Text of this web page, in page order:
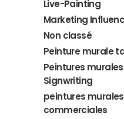
Live-Painting
Marketing
Non classé
Peinture murale
Peintures
Signwriting
peintures
commerciales